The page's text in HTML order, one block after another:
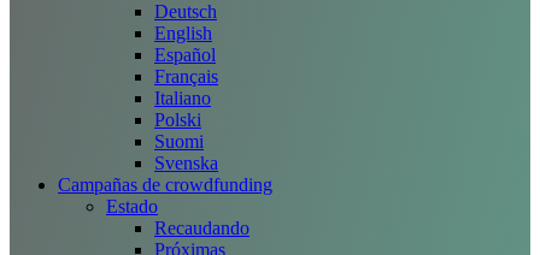
Deutsch
English
Español
Français
Italiano
Polski
Suomi
Svenska
Campañas de crowdfunding
Estado
Recaudando
Próximas